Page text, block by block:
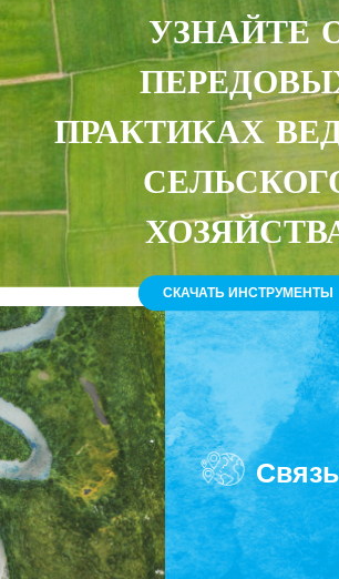
УЗНАЙТЕ
ПРАКТИКАХ
СКАЧАТЬ ИНСТРУМЕНТЫ